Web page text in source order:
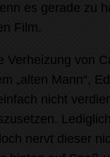
es gerade zu
Film.
Verheizung von
„alten Mann“,
nicht
nervt dieser